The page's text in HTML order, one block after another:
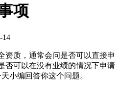
项
14
资质，通常会问是否可以直接申
否可以在没有业绩的情况下申请
小编回答你这个问题。